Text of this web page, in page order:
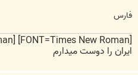
فارس
ایران را دوست میدارم